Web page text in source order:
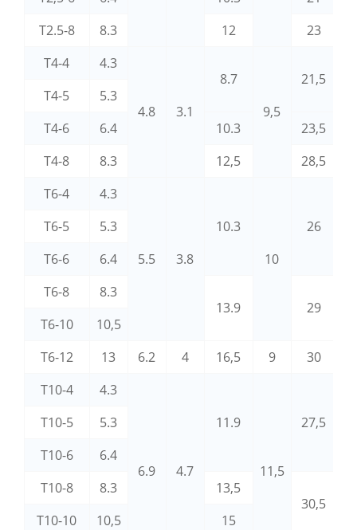
T2.5-8
8.3 12
23
T4-4
4.3
4.8 3.1
8.7
9,5
21,5
T4-5
5.3
T4-6
6.4 10.3
23,5
T4-8
8.3 12,5
28,5
T6-4
4.3
5.5 3.8
10.3
10
26
T6-5
5.3
T6-6
6.4
T6-8
8.3
13.9
29
T6-10
10,5
T6-12
13 6.2 4 16,5 9
30
T10-4
4.3
6.9 4.7
11.9
11,5
27,5
T10-5
5.3
T10-6
6.4
T10-8
8.3
13,5
30,5
T10-10
10,5
15